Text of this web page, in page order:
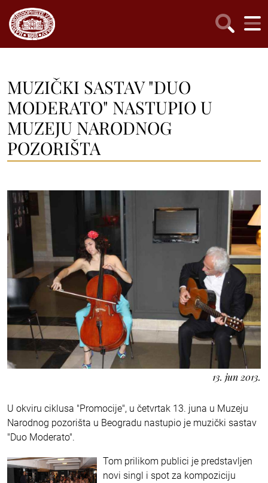
MUZIČKI SASTAV "DUO
MODERATO" NASTUPIO U
MUZEJU NARODNOG
POZORIŠTA
13. jun 2013.
U okviru ciklusa "Promocije", u četvrtak 13. juna u Muzeju
Narodnog pozorišta u Beogradu nastupio je muzički sastav
"Duo Moderato".
Tom prilikom publici je predstavljen
novi singl i spot za kompoziciju